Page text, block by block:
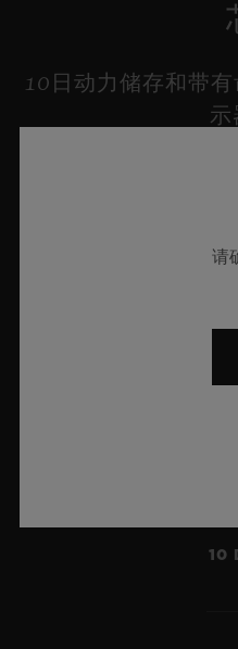
10日动力储存和带
示
34.8mm x
10
请